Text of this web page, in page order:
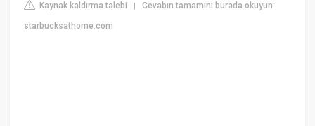
Kaynak kaldırma talebi |Cevabın tamamını burada okuyun:
starbucksathome.com